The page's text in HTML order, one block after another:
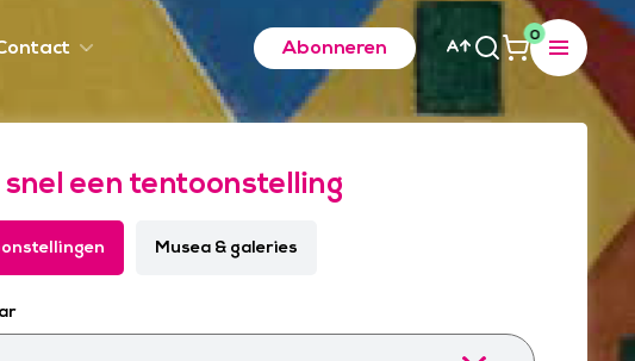
Abonneren
0
een tentoonstelling
Musea & galeries